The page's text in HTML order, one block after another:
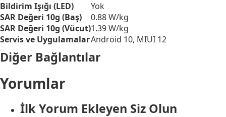
Bildirim Işığı (LED)
Yok
SAR Değeri 10g (Baş)
0.88 W/kg
SAR Değeri 10g (Vücut)1.39 W/kg
Servis ve UygulamalarAndroid 10, MIUI 12
Diğer Bağlantılar
Yorumlar
İlk Yorum Ekleyen Siz Olun